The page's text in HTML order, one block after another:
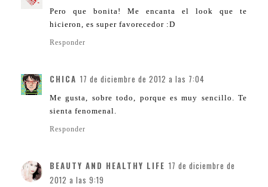
Pero que bonita! Me encanta el look que te
hicieron, es super favorecedor :D
Responder
CHICA 17 de diciembre de 2012 a las 7:04
Me gusta, sobre todo, porque es muy sencillo. Te
sienta fenomenal.
Responder
BEAUTY AND HEALTHY LIFE 17 de diciembre de
2012 a las 9:19